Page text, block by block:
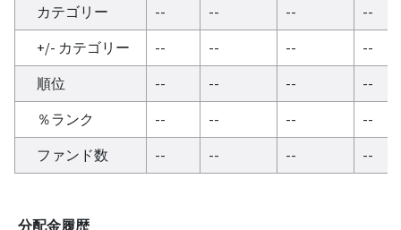
カテゴリー
-- -- --
--
+/- カテゴリー
-- -- --
--
順位
-- -- --
--
％ランク
-- -- --
--
ファンド数
-- -- -- --
分配金履歴